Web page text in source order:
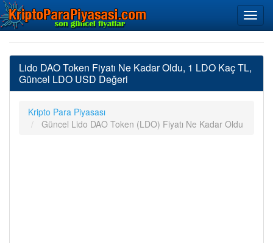
Lido DAO Token Fiyatı Ne Kadar Oldu, 1 LDO Kaç TL,
Güncel LDO USD Değeri
Kripto Para Piyasası
Güncel Lido DAO Token (LDO) Fiyatı Ne Kadar Oldu